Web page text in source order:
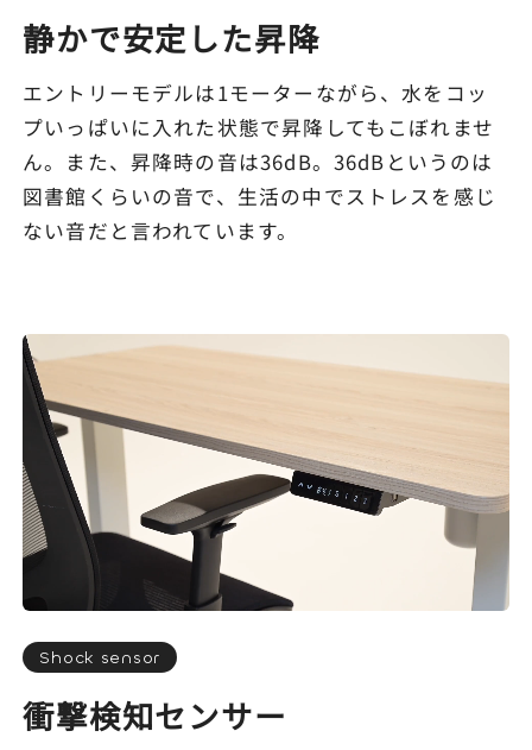
静かで安定した昇降
エントリーモデルは1モーターながら、水をコッ
プいっぱいに入れた状態で昇降してもこぼれませ
ん。また、昇降時の音は36dB。36dBというのは
図書館くらいの音で、生活の中でストレスを感じ
ない音だと言われています。
Shock sensor
衝撃検知センサー